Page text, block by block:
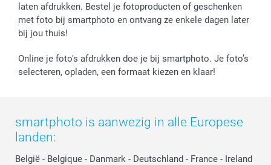
laten afdrukken. Bestel je fotoproducten of geschenken
met foto bij smartphoto en ontvang ze enkele dagen later
bij jou thuis!
Online je foto's afdrukken doe je bij smartphoto. Je foto’s
selecteren, opladen, een formaat kiezen en klaar!
smartphoto is aanwezig in alle Europese
landen:
België - Belgique - Danmark - Deutschland - France - Ireland